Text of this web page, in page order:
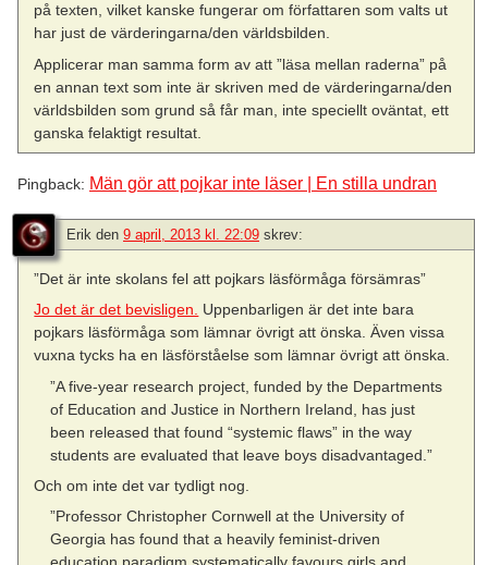
på texten, vilket kanske fungerar om författaren som valts ut
har just de värderingarna/den världsbilden.
Applicerar man samma form av att ”läsa mellan raderna” på
en annan text som inte är skriven med de värderingarna/den
världsbilden som grund så får man, inte speciellt oväntat, ett
ganska felaktigt resultat.
Pingback: Män gör att pojkar inte läser | En stilla undran
Erik den 9 april, 2013 kl. 22:09 skrev:
”Det är inte skolans fel att pojkars läsförmåga försämras”
Jo det är det bevisligen. Uppenbarligen är det inte bara
pojkars läsförmåga som lämnar övrigt att önska. Även vissa
vuxna tycks ha en läsförståelse som lämnar övrigt att önska.
”A five-year research project, funded by the Departments
of Education and Justice in Northern Ireland, has just
been released that found “systemic flaws” in the way
students are evaluated that leave boys disadvantaged.”
Och om inte det var tydligt nog.
”Professor Christopher Cornwell at the University of
Georgia has found that a heavily feminist-driven